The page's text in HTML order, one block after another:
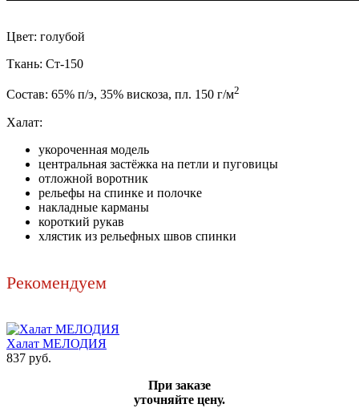
Цвет: голубой
Ткань: Ст-150
Состав: 65% п/э, 35% вискоза, пл. 150 г/м2
Халат:
укороченная модель
центральная застёжка на петли и пуговицы
отложной воротник
рельефы на спинке и полочке
накладные карманы
короткий рукав
хлястик из рельефных швов спинки
Рекомендуем
Халат МЕЛОДИЯ
837 руб.
При заказе
уточняйте цену.